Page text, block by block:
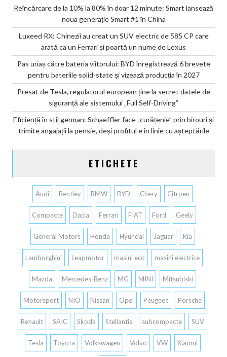
Reîncărcare de la 10% la 80% în doar 12 minute: Smart lansează
noua generație Smart #1 în China
Luxeed RX: Chinezii au creat un SUV electric de 585 CP care
arată ca un Ferrari și poartă un nume de Lexus
Pas uriaș către bateria viitorului: BYD înregistrează 6 brevete
pentru bateriile solid-state și vizează producția în 2027
Presat de Tesla, regulatorul european ține la secret datele de
siguranță ale sistemului „Full Self-Driving”
Eficiență în stil german: Schaeffler face „curățenie” prin birouri și
trimite angajații la pensie, deși profitul e în linie cu așteptările
ETICHETE
Audi Bentley BMW BYD Chery Citroen
Compacte Dacia Ferrari FIAT Ford Geely
General Motors Honda Hyundai Jaguar Kia
Lamborghini Leapmotor masini eco masini electrice
Mazda Mercedes-Benz MG MINI Mitsubishi
Motorsport NIO Nissan Opel Peugeot Porsche
Renault SAIC Skoda Stellantis subcompacte SUV
Tesla Toyota Volkswagen Volvo VW Xiaomi